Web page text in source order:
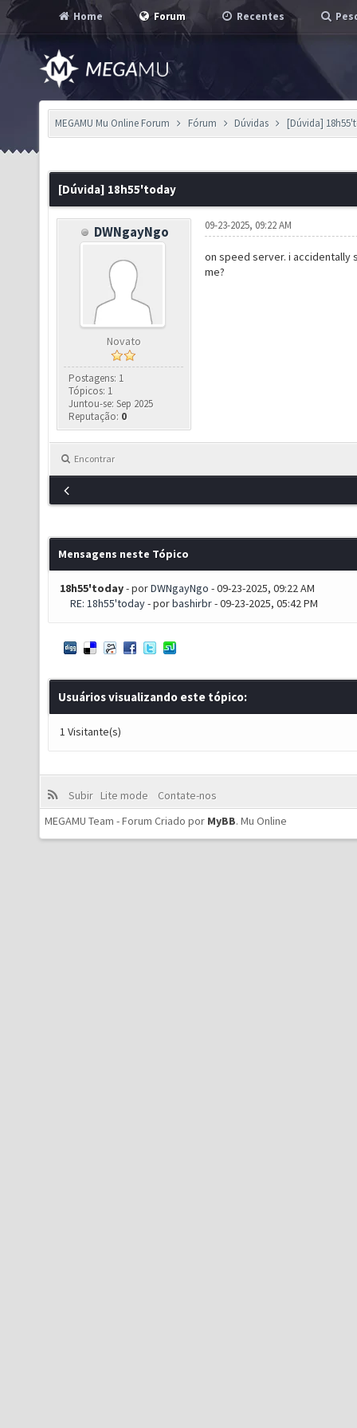
Home Forum Recentes
MEGAMU Mu Online Forum Fórum Dúvidas [Dúvida]
[Dúvida] 18h55'today
DWNgayNgo
Novato
Postagens: 1
Tópicos: 1
Juntou-se: Sep 2025
Reputação: 0
09-23-2025, 09:22 AM
on speed server. i accidentally
me?
Encontrar
Mensagens neste Tópico
18h55'today- porDWNgayNgo - 09-23-2025, 09:22 AM
RE: 18h55'today- porbashirbr- 09-23-2025, 05:42 PM
Usuários visualizando este tópico:
1 Visitante(s)
Subir Lite mode
Contate-nos
MEGAMU Team - Forum Criado por MyBB. Mu Online